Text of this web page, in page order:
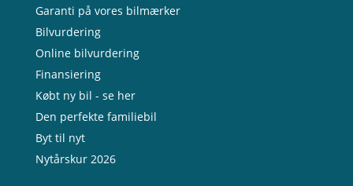
- Nye varebiler
- Brugte varebiler
- Erhvervsleasing
- Testkørsel
- Serviceaftale
- Opladning
Garanti på vores bilmærker
Bilvurdering
Online bilvurdering
Finansiering
Købt ny bil - se her
Den perfekte familiebil
Byt til nyt
Nytårskur 2026